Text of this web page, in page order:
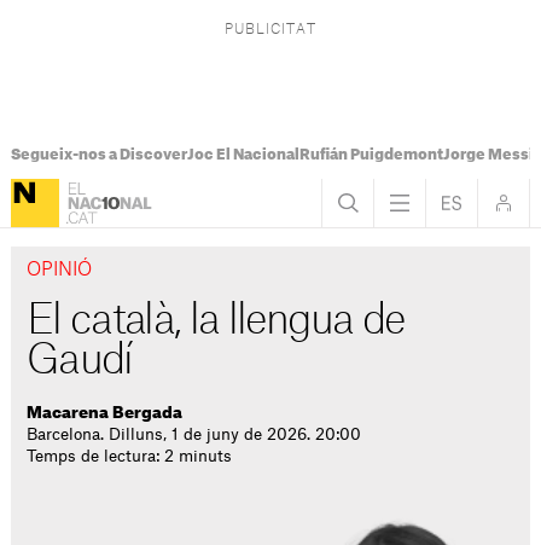
Segueix-nos a DiscoverJoc El Nacional Rufián PuigdemontJorge Messi
OPINIÓ
El català, la llengua de
Gaudí
Macarena Bergada
Barcelona. Dilluns, 1 de juny de 2026. 20:00
Temps de lectura: 2 minuts